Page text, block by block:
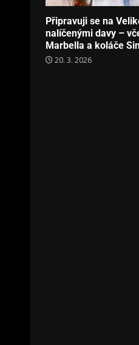
Připravuji se na
nalíčenými davy –
Marbella a koláče
20. 3. 2026